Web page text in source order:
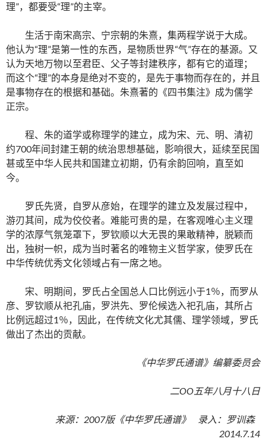
理”，都要受“理”的主宰。
生活于南宋高宗、宁宗朝的朱熹，集两程学说于大成。
他认为“理”是第一性的东西，是物质世界“气”存在的基源。又
认为天地万物以至君臣、父子等封建秩序，都有它的道理；
而这个“理”的本身是绝对不变的，是先于事物而存在的，并且
是事物存在的根据和基础。朱熹著的《四书集注》成为儒学
正宗。
程、朱的道学或称理学的建立，成为宋、元、明、清初
约700年间封建王朝的统治思想基础，影响很大，延续至民国
甚或至中华人民共和国建立初期，仍有余韵回响，直至如
今。
罗氏先贤，自罗从彦始，在理学的建立及发展过程中，
游刃其间，成为佼佼者。难能可贵的是，在客观唯心主义理
学的浓厚气氛笼罩下，罗钦顺以大无畏的果敢精神，脱颖而
出，独树一帜，成为当时著名的唯物主义哲学家，使罗氏在
中华传统优秀文化领域占有一席之地。
宋、明期间，罗氏占全国总人口比例远小于1％，而罗从
彦、罗钦顺从祀孔庙，罗洪先、罗伦候选入祀孔庙，其所占
比例远超过1％，因此，在传统文化尤其儒、理学领域，罗氏
做出了杰出的贡献。
《中华罗氏通谱》编纂委员会
二OO五年八月十八日
来源：2007版《中华罗氏通谱》 录入：罗训森
2014.7.14